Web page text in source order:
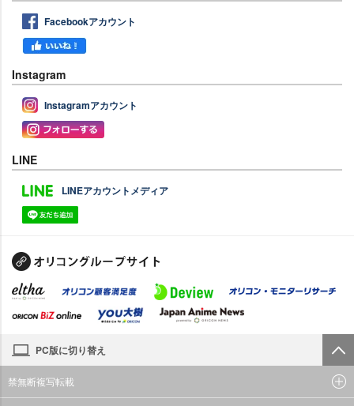
Facebookアカウント
Instagram
Instagramアカウント
LINE
LINEアカウントメディア
PC版に切り替え
禁無断複写転載